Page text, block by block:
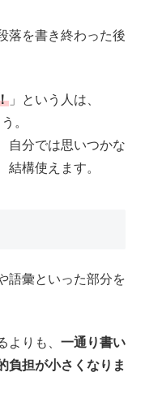
落を書き終わった後
」という人は、
。
自分では思いつかな
結構使えます。
語彙といった部分を
よりも、 一通り書い
負担が小さくなりま